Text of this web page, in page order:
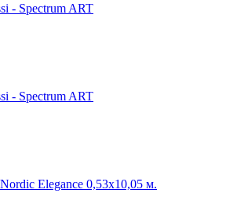
- Spectrum ART
- Spectrum ART
Elegance 0,53x10,05 м.